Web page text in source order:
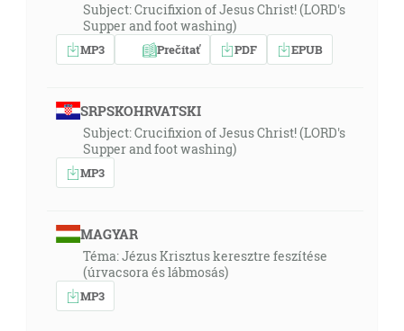
Subject: Crucifixion of Jesus Christ! (LORD's
Supper and foot washing)
MP3 Prečítať PDF EPUB
SRPSKOHRVATSKI
Subject: Crucifixion of Jesus Christ! (LORD's
Supper and foot washing)
MP3
MAGYAR
Téma: Jézus Krisztus keresztre feszítése
(úrvacsora és lábmosás)
MP3